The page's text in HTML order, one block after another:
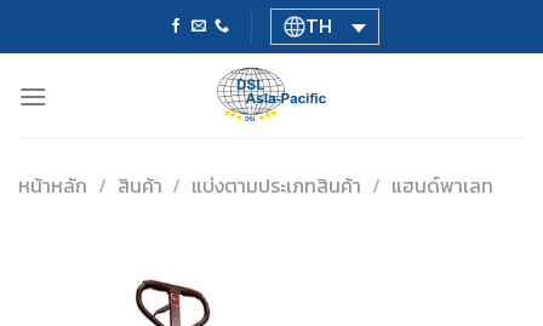
TH
หน้าหลัก / สินค้า / แบ่งตามประเภทสินค้า / แฮนด์พาเลท